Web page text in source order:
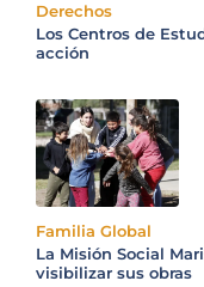
Derechos
Los Centros de
acción
Familia Global
La Misión Social
visibilizar sus obras